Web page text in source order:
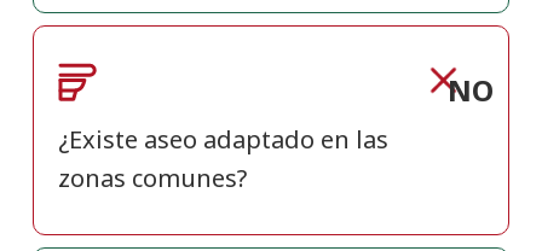
¿Existe aseo adaptado en las
zonas comunes?
NO